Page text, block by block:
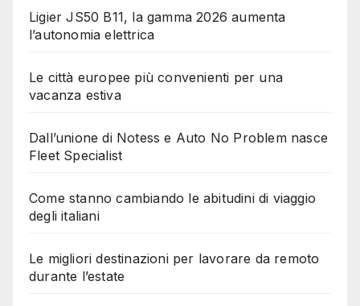
Ligier JS50 B11, la gamma 2026 aumenta
l’autonomia elettrica
Le città europee più convenienti per una
vacanza estiva
Dall’unione di Notess e Auto No Problem nasce
Fleet Specialist
Come stanno cambiando le abitudini di viaggio
degli italiani
Le migliori destinazioni per lavorare da remoto
durante l’estate